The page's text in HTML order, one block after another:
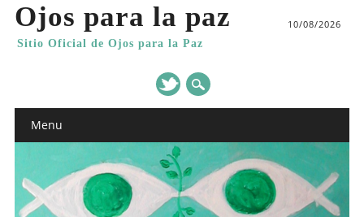
Ojos para la paz
Sitio Oficial de Ojos para la Paz
10/08/2026
Main menu
Menu